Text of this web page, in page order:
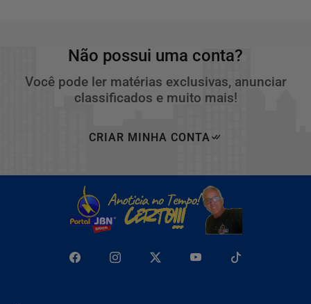
Não possui uma conta?
Você pode ler matérias exclusivas, anunciar
classificados e muito mais!
CRIAR MINHA CONTA